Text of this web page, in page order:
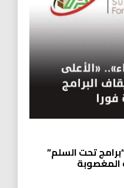
“برامج تحت السلم”
المغصوبة